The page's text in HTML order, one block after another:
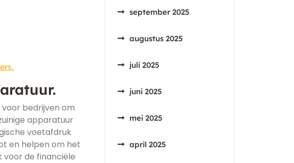
bedrijven om
apparatuur
voetafdruk
en helpen om het
voor de financiële
september 2025
augustus 2025
juli 2025
juni 2025
mei 2025
april 2025